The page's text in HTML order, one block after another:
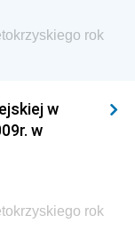
Cywilnego
i
i Opieki
Leśnictwa
rok
w
w
rok